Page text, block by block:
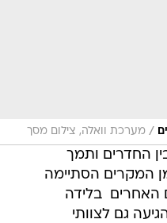
/ מערכת וואלה, צילום מסך
החדרים ותמך
מן המקרים הסתיימה
האחרים  בלידה
גם לצוותי